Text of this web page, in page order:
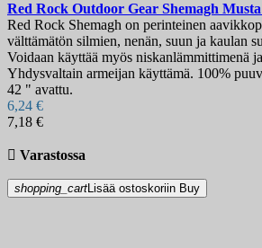
Red Rock Outdoor Gear Shemagh Musta
Red Rock Shemagh on perinteinen
välttämätön silmien, nenän, suun ja kaulan
Voidaan käyttää myös niskanlämmittimenä
Yhdysvaltain armeijan käyttämä. 100%
42 " avattu.
6,24 €
7,18 €
 Varastossa
shopping_cartLisää ostoskoriin Buy